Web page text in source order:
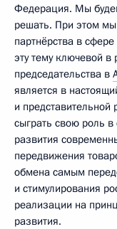
Федерация. Мы
решать. При этом
партнёрства в
эту тему ключевой в
председательства в
является в
и представительной
сыграть свою роль в
развития
передвижения
обмена самым
и стимулирования
реализации на
развития.